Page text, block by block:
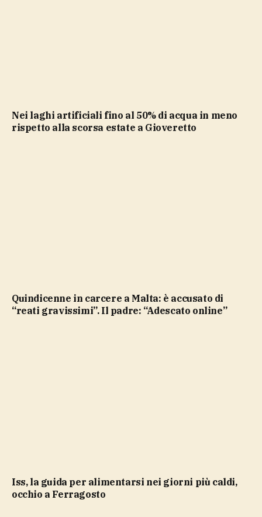
Nei laghi artificiali fino al 50% di acqua in meno
rispetto alla scorsa estate a Gioveretto
Quindicenne in carcere a Malta: è accusato di
“reati gravissimi”. Il padre: “Adescato online”
Iss, la guida per alimentarsi nei giorni più caldi,
occhio a Ferragosto